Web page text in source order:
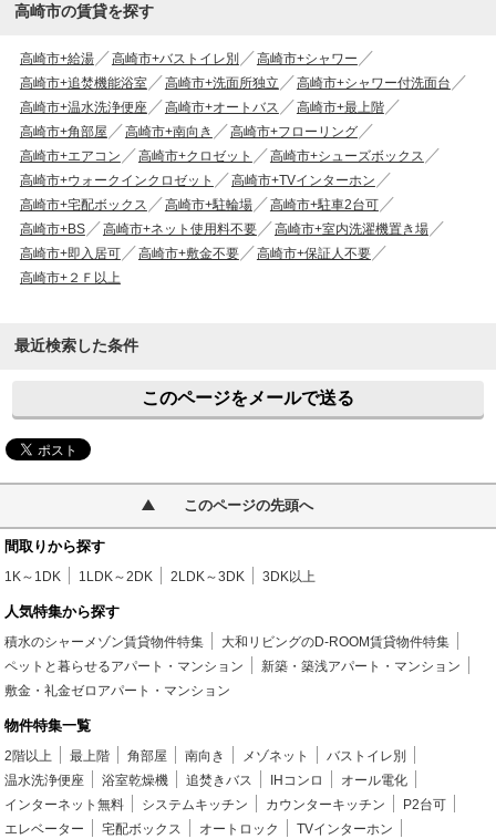
高崎市の賃貸を探す
高崎市+給湯 高崎市+バストイレ別
高崎市+シャワー
高崎市+追焚機能浴室
高崎市+洗面所独立
高崎市+シャワー付洗面台
高崎市+温水洗浄便座
高崎市+オートバス
高崎市+最上階
高崎市+角部屋
高崎市+南向き
高崎市+フローリング
高崎市+エアコン
高崎市+クロゼット
高崎市+シューズボックス
高崎市+ウォークインクロゼット
高崎市+TVインターホン
高崎市+宅配ボックス
高崎市+駐輪場
高崎市+駐車2台可
高崎市+BS
高崎市+ネット使用料不要
高崎市+室内洗濯機置き場
高崎市+即入居可
高崎市+敷金不要
高崎市+保証人不要
高崎市+２Ｆ以上
最近検索した条件
このページをメールで送る
このページの先頭へ
間取りから探す
1K～1DK 1LDK～2DK 2LDK～3DK 3DK以上
人気特集から探す
積水のシャーメゾン賃貸物件特集
大和リビングのD-ROOM賃貸物件特集
ペットと暮らせるアパート・マンション
新築・築浅アパート・マンション
敷金・礼金ゼロアパート・マンション
物件特集一覧
2階以上 最上階 角部屋 南向き メゾネット
バストイレ別
温水洗浄便座
浴室乾燥機 追焚きバス IHコンロ
オール電化
インターネット無料
システムキッチン カウンターキッチン
P2台可
エレベーター
宅配ボックス オートロック
TVインターホン